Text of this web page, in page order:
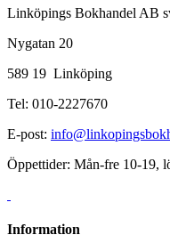
Linköpings Bokhandel AB
Nygatan 20
589 19 Linköping
Tel: 010-2227670
E-post:
Öppettider: Mån-fre 10-19,
Information